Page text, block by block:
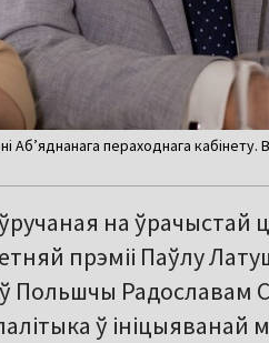
Аб’яднанага пераходнага
на
прэміі Паўлу
Радославам
ў